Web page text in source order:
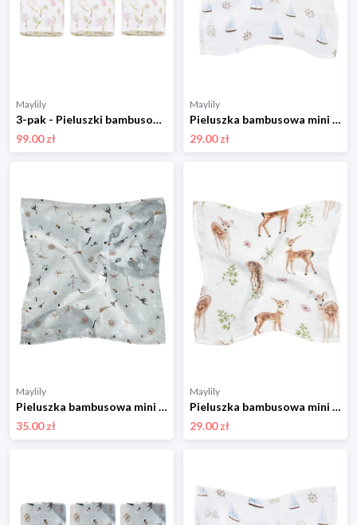
Maylily
3-pak - Pieluszki bambusowe 50x50 - Rozkwitajki
99.00 zł
Maylily
Pieluszka bambusowa mini 25x25 - Żaglove
29.00 zł
Maylily
Pieluszka bambusowa mini 25x25 - My Space
35.00 zł
Maylily
Pieluszka bambusowa mini 25x25 - Bambinka
29.00 zł